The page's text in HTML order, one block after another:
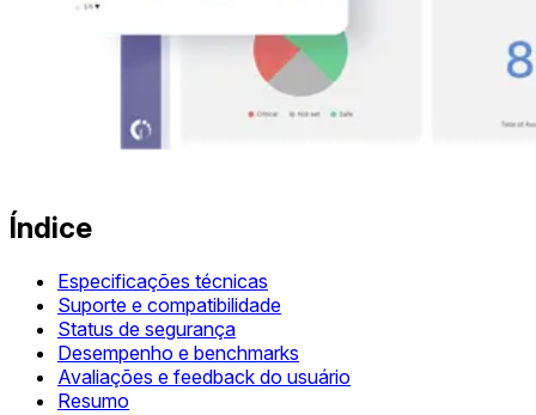
Índice
Especificações técnicas
Suporte e compatibilidade
Status de segurança
Desempenho e benchmarks
Avaliações e feedback do usuário
Resumo